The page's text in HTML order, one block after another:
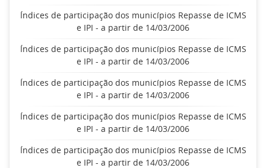
Índices de participação dos municípios Repasse de ICMS
e IPI - a partir de 14/03/2006
Índices de participação dos municípios Repasse de ICMS
e IPI - a partir de 14/03/2006
Índices de participação dos municípios Repasse de ICMS
e IPI - a partir de 14/03/2006
Índices de participação dos municípios Repasse de ICMS
e IPI - a partir de 14/03/2006
Índices de participação dos municípios Repasse de ICMS
e IPI - a partir de 14/03/2006